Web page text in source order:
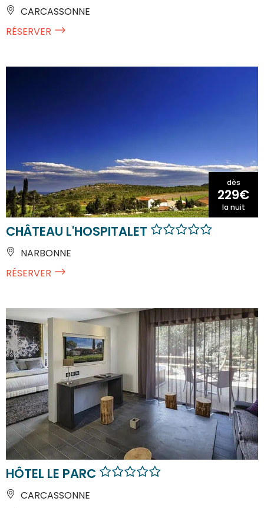
CARCASSONNE
RÉSERVER
dès
229€
la nuit
CHÂTEAU L'HOSPITALET
NARBONNE
RÉSERVER
HÔTEL LE PARC
CARCASSONNE